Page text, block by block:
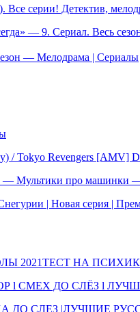
Все серии! Детектив,
— 9. Сериал. Весь
— Мелодрама | Сериалы
/ Tokyo Revengers [AMV]
про машинки
| Новая серия |
2021ТЕСТ НА
СМЕХ ДО СЛЁЗ l
ДО СЛЕЗ |ЛУЧШИЕ